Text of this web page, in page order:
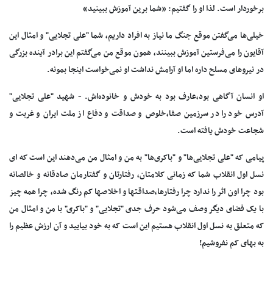
برخوردار است. لذا او را گفتیم: «شما برین‌ آموزش‌ ببینید»
خیلی‌ها می‌گفتن‌ موقع‌ جنگ‌ ما نیاز به‌ افراد داریم، شما "علی‌ تجلایی"‌ و امثال‌ این‌
آقایون‌ را می‌فرستین‌ آموزش‌ ببینند، همون‌ موقع‌ من‌ می‌گفتم‌ این‌ برادر آینده‌ بزرگی‌
در نیروهای‌ مسلح‌ داره‌ اما او آرامش‌ نداشت‌ او نمی‌خواست‌ اینجا بمونه.
او انسان‌ آگاهی‌ بود،عارف‌ بود به‌ خودش‌ و خانوده‌اش. - شهید "علی‌ تجلایی‌"
آدرس‌ خود را در سرزمین‌ صفا،خلوص‌ و صداقت‌ و دفاع‌ از ملت‌ ایران‌ و غربت‌ و
شجاعت‌ خودش‌ یافته‌ است.
پیامی‌ که‌ "علی‌ تجلایی‌ها" و "باکری‌ها" به‌ من‌ و امثال‌ من‌ می‌دهند این‌ است که‌ ای‌
نسل‌ اول‌ انقلاب‌ شما که‌ زمانی‌ کلامتان، رفتارتان‌ و گفتارمان‌ صادقانه‌ و خالصانه‌
بود چرا اون‌ اثر را ندارد چرا رفتارها،صداقتها و اخلاصها کم‌ رنگ‌ شده، چرا همه‌ چیز
با یک‌ فضای‌ دیگر وصف‌ می‌شود حرف‌ جدی‌ "تجلایی"‌ و "باکری"‌ با من‌ و امثال‌ من‌
که‌ متعلق‌ به‌ نسل‌ اول‌ انقلاب‌ هستیم‌ این‌ است‌ که‌ به‌ خود بیایید و آن‌ ارزش‌ عظیم‌ را
به‌ بهای‌ کم‌ نفروشیم!